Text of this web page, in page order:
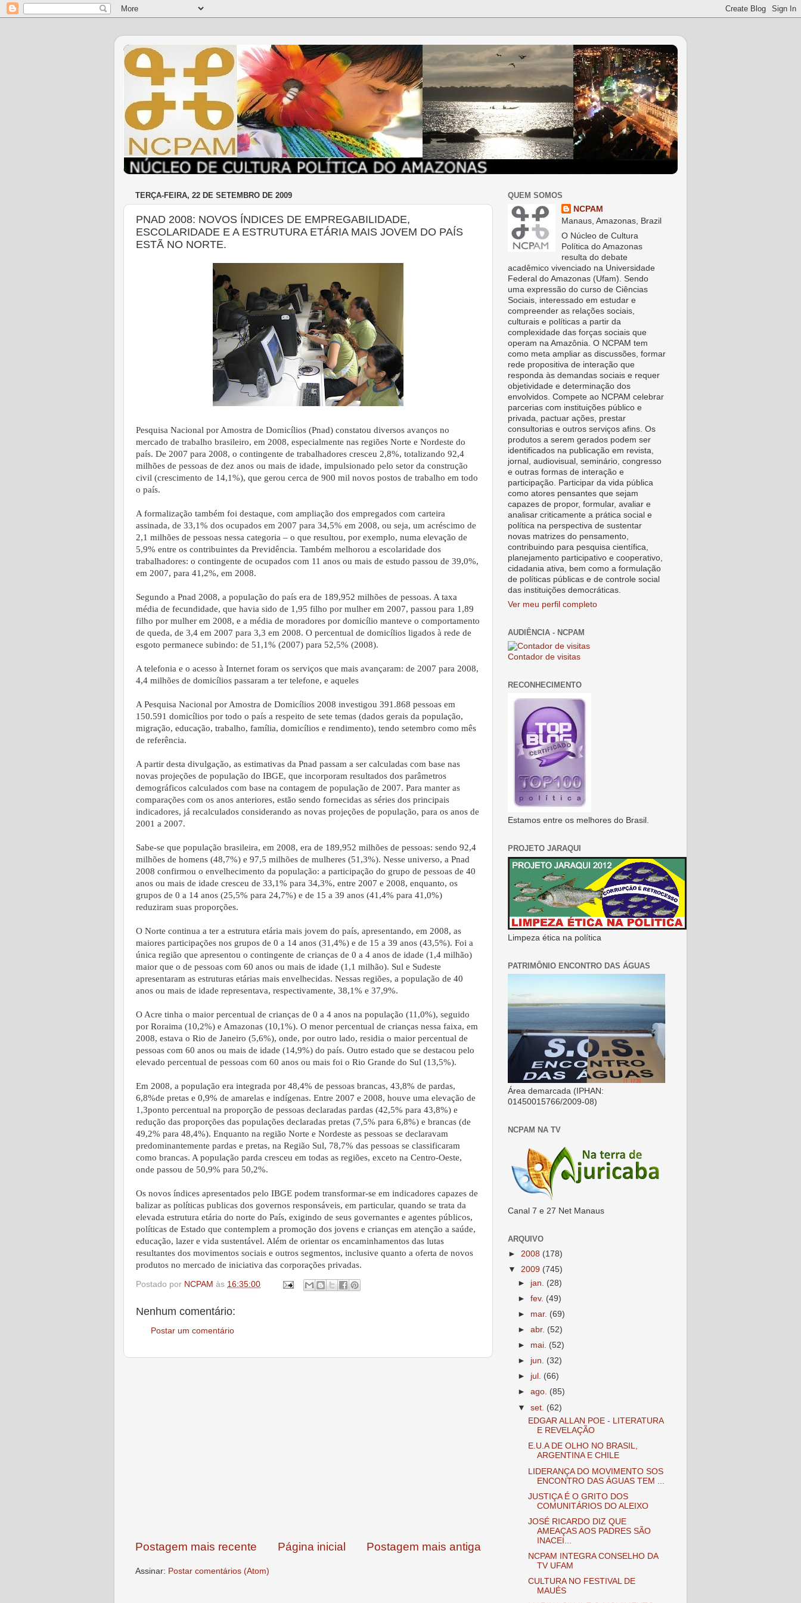
TERÇA-FEIRA, 22 DE SETEMBRO DE 2009
PNAD 2008: NOVOS ÍNDICES DE EMPREGABILIDADE,
ESCOLARIDADE E A ESTRUTURA ETÁRIA MAIS JOVEM DO PAÍS
ESTÃ NO NORTE.
Pesquisa Nacional por Amostra de Domicílios (Pnad) constatou diversos avanços no
mercado de trabalho brasileiro, em 2008, especialmente nas regiões Norte e Nordeste do
país. De 2007 para 2008, o contingente de trabalhadores cresceu 2,8%, totalizando 92,4
milhões de pessoas de dez anos ou mais de idade, impulsionado pelo setor da construção
civil (crescimento de 14,1%), que gerou cerca de 900 mil novos postos de trabalho em todo
o país.
A formalização também foi destaque, com ampliação dos empregados com carteira
assinada, de 33,1% dos ocupados em 2007 para 34,5% em 2008, ou seja, um acréscimo de
2,1 milhões de pessoas nessa categoria – o que resultou, por exemplo, numa elevação de
5,9% entre os contribuintes da Previdência. Também melhorou a escolaridade dos
trabalhadores: o contingente de ocupados com 11 anos ou mais de estudo passou de 39,0%,
em 2007, para 41,2%, em 2008.
Segundo a Pnad 2008, a população do país era de 189,952 milhões de pessoas. A taxa
média de fecundidade, que havia sido de 1,95 filho por mulher em 2007, passou para 1,89
filho por mulher em 2008, e a média de moradores por domicílio manteve o comportamento
de queda, de 3,4 em 2007 para 3,3 em 2008. O percentual de domicílios ligados à rede de
esgoto permanece subindo: de 51,1% (2007) para 52,5% (2008).
A telefonia e o acesso à Internet foram os serviços que mais avançaram: de 2007 para 2008,
4,4 milhões de domicílios passaram a ter telefone, e aqueles
A Pesquisa Nacional por Amostra de Domicílios 2008 investigou 391.868 pessoas em
150.591 domicílios por todo o país a respeito de sete temas (dados gerais da população,
migração, educação, trabalho, família, domicílios e rendimento), tendo setembro como mês
de referência.
A partir desta divulgação, as estimativas da Pnad passam a ser calculadas com base nas
novas projeções de população do IBGE, que incorporam resultados dos parâmetros
demográficos calculados com base na contagem de população de 2007. Para manter as
comparações com os anos anteriores, estão sendo fornecidas as séries dos principais
indicadores, já recalculados considerando as novas projeções de população, para os anos de
2001 a 2007.
Sabe-se que população brasileira, em 2008, era de 189,952 milhões de pessoas: sendo 92,4
milhões de homens (48,7%) e 97,5 milhões de mulheres (51,3%). Nesse universo, a Pnad
2008 confirmou o envelhecimento da população: a participação do grupo de pessoas de 40
anos ou mais de idade cresceu de 33,1% para 34,3%, entre 2007 e 2008, enquanto, os
grupos de 0 a 14 anos (25,5% para 24,7%) e de 15 a 39 anos (41,4% para 41,0%)
reduziram suas proporções.
O Norte continua a ter a estrutura etária mais jovem do país, apresentando, em 2008, as
maiores participações nos grupos de 0 a 14 anos (31,4%) e de 15 a 39 anos (43,5%). Foi a
única região que apresentou o contingente de crianças de 0 a 4 anos de idade (1,4 milhão)
maior que o de pessoas com 60 anos ou mais de idade (1,1 milhão). Sul e Sudeste
apresentaram as estruturas etárias mais envelhecidas. Nessas regiões, a população de 40
anos ou mais de idade representava, respectivamente, 38,1% e 37,9%.
O Acre tinha o maior percentual de crianças de 0 a 4 anos na população (11,0%), seguido
por Roraima (10,2%) e Amazonas (10,1%). O menor percentual de crianças nessa faixa, em
2008, estava o Rio de Janeiro (5,6%), onde, por outro lado, residia o maior percentual de
pessoas com 60 anos ou mais de idade (14,9%) do país. Outro estado que se destacou pelo
elevado percentual de pessoas com 60 anos ou mais foi o Rio Grande do Sul (13,5%).
Em 2008, a população era integrada por 48,4% de pessoas brancas, 43,8% de pardas,
6,8%de pretas e 0,9% de amarelas e indígenas. Entre 2007 e 2008, houve uma elevação de
1,3ponto percentual na proporção de pessoas declaradas pardas (42,5% para 43,8%) e
redução das proporções das populações declaradas pretas (7,5% para 6,8%) e brancas (de
49,2% para 48,4%). Enquanto na região Norte e Nordeste as pessoas se declaravam
predominantemente pardas e pretas, na Região Sul, 78,7% das pessoas se classificaram
como brancas. A população parda cresceu em todas as regiões, exceto na Centro-Oeste,
onde passou de 50,9% para 50,2%.
Os novos índices apresentados pelo IBGE podem transformar-se em indicadores capazes de
balizar as políticas publicas dos governos responsáveis, em particular, quando se trata da
elevada estrutura etária do norte do País, exigindo de seus governantes e agentes públicos,
políticas de Estado que contemplem a promoção dos jovens e crianças em atenção a saúde,
educação, lazer e vida sustentável. Além de orientar os encaminhamentos das lutas
resultantes dos movimentos sociais e outros segmentos, inclusive quanto a oferta de novos
produtos no mercado de iniciativa das corporações privadas.
Postado por NCPAM às 16:35:00
Nenhum comentário:
Postar um comentário
Postagem mais recente Postagem mais antiga
Página inicial
Assinar: Postar comentários (Atom)
QUEM SOMOS
NCPAM
Manaus, Amazonas, Brazil
O Núcleo de Cultura
Política do Amazonas
resulta do debate
acadêmico vivenciado na Universidade
Federal do Amazonas (Ufam). Sendo
uma expressão do curso de Ciências
Sociais, interessado em estudar e
compreender as relações sociais,
culturais e políticas a partir da
complexidade das forças sociais que
operam na Amazônia. O NCPAM tem
como meta ampliar as discussões, formar
rede propositiva de interação que
responda às demandas sociais e requer
objetividade e determinação dos
envolvidos. Compete ao NCPAM celebrar
parcerias com instituições público e
privada, pactuar ações, prestar
consultorias e outros serviços afins. Os
produtos a serem gerados podem ser
identificados na publicação em revista,
jornal, audiovisual, seminário, congresso
e outras formas de interação e
participação. Participar da vida pública
como atores pensantes que sejam
capazes de propor, formular, avaliar e
analisar criticamente a prática social e
política na perspectiva de sustentar
novas matrizes do pensamento,
contribuindo para pesquisa científica,
planejamento participativo e cooperativo,
cidadania ativa, bem como a formulação
de políticas públicas e de controle social
das instituições democráticas.
Ver meu perfil completo
AUDIÊNCIA - NCPAM
Contador de visitas
RECONHECIMENTO
Estamos entre os melhores do Brasil.
PROJETO JARAQUI
Limpeza ética na política
PATRIMÔNIO ENCONTRO DAS ÁGUAS
Área demarcada (IPHAN:
01450015766/2009-08)
NCPAM NA TV
Canal 7 e 27 Net Manaus
ARQUIVO
► 2008 (178)
▼ 2009 (745)
► jan. (28)
►fev. (49)
► mar. (69)
►abr. (52)
► mai. (52)
► jun. (32)
► jul. (66)
►ago. (85)
▼set. (62)
EDGAR ALLAN POE - LITERATURA
E REVELAÇÃO
E.U.A DE OLHO NO BRASIL,
ARGENTINA E CHILE
LIDERANÇA DO MOVIMENTO SOS
ENCONTRO DAS ÁGUAS TEM ...
JUSTIÇA É O GRITO DOS
COMUNITÁRIOS DO ALEIXO
JOSÉ RICARDO DIZ QUE
AMEAÇAS AOS PADRES SÃO
INACEI...
NCPAM INTEGRA CONSELHO DA
TV UFAM
CULTURA NO FESTIVAL DE
MAUÉS